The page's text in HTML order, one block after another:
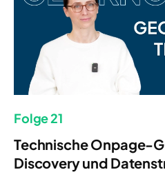
Folge 21
Technische Onpage-
Discovery und